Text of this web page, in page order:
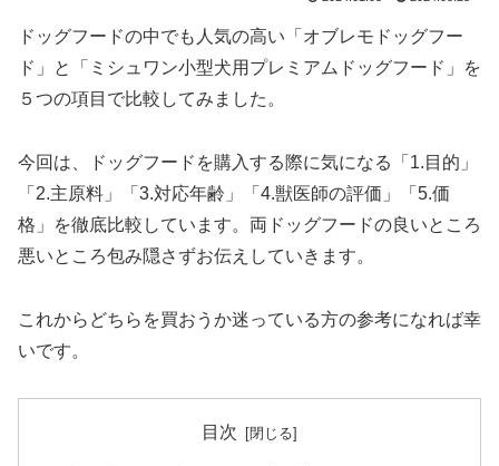
ドッグフードの中でも人気の高い「オブレモドッグフー
ド」と「ミシュワン小型犬用プレミアムドッグフード」を
５つの項目で比較してみました。
今回は、ドッグフードを購入する際に気になる「1.目的」
「2.主原料」「3.対応年齢」「4.獣医師の評価」「5.価
格」を徹底比較しています。両ドッグフードの良いところ
悪いところ包み隠さずお伝えしていきます。
これからどちらを買おうか迷っている方の参考になれば幸
いです。
目次